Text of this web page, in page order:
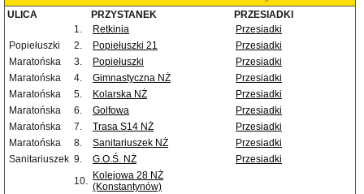
ULICA PRZYSTANEK
PRZESIADKI
1.
Retkinia
Przesiadki
Popiełuszki
2. Popiełuszki 21
Przesiadki
Maratońska
3. Popiełuszki
Przesiadki
Maratońska
4. Gimnastyczna NŻ
Przesiadki
Maratońska
5. Kolarska NŻ
Przesiadki
Maratońska
6. Golfowa
Przesiadki
Maratońska
7. Trasa S14 NŻ
Przesiadki
Maratońska
8. Sanitariuszek NŻ
Przesiadki
Sanitariuszek 9. G.O.Ś. NŻ
Przesiadki
10. Kolejowa 28 NŻ
(Konstantynów)